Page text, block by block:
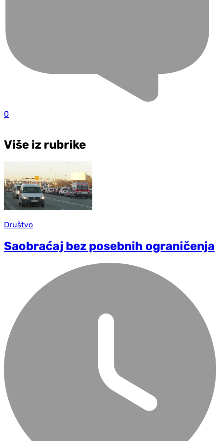
0
Više iz rubrike
Društvo
Saobraćaj bez posebnih ograničenja